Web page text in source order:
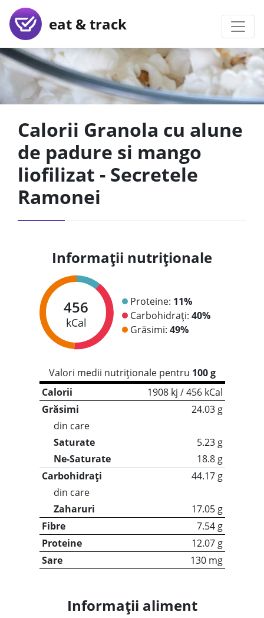
eat & track
Calorii Granola cu alune
de padure si mango
liofilizat - Secretele
Ramonei
Informații nutriționale
456
kCal
Proteine: 11%
Carbohidrați: 40%
Grăsimi: 49%
Valori medii nutriționale pentru 100 g
Calorii
1908 kj / 456 kCal
Grăsimi
24.03 g
din care
Saturate
5.23 g
Ne-Saturate
18.8 g
Carbohidrați
44.17 g
din care
Zaharuri
17.05 g
Fibre
7.54 g
Proteine
12.07 g
Sare
130 mg
Informații aliment